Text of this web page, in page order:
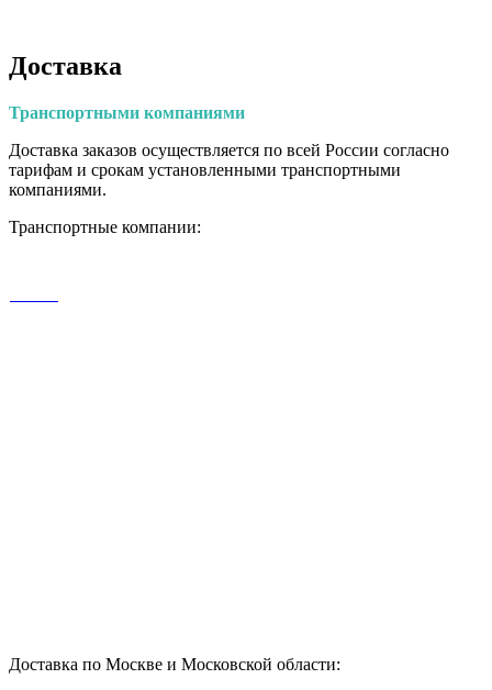
Доставка
Транспортными компаниями
Доставка заказов осуществляется по всей России согласно
тарифам и срокам установленными транспортными
компаниями.
Транспортные компании:
Доставка по Москве и Московской области: